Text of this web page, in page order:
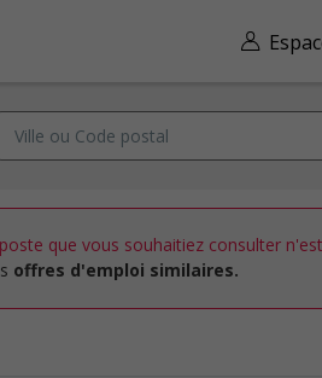
que vous souhaitiez consulter
offres d'emploi similaires.